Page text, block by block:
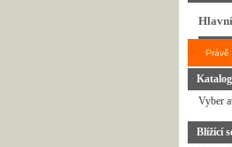
Právě
Vyber
Blížící